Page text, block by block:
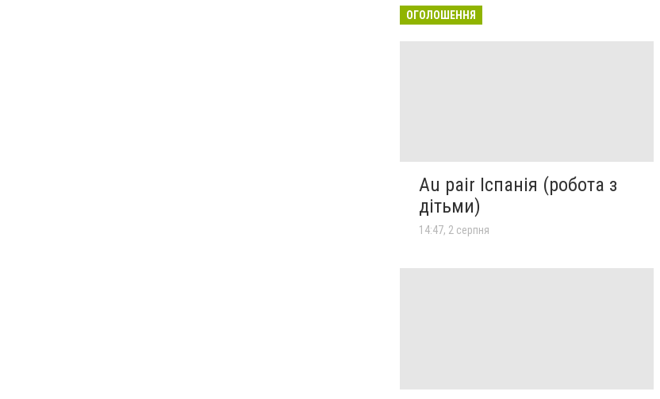
ОГОЛОШЕННЯ
Au pair Іспанія (робота з
дітьми)
14:47, 2 серпня